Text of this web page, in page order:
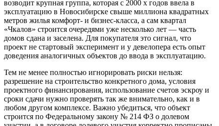
возводит крупная группа, которая с 2000 х годов ввела в
эксплуатацию в Новосибирске свыше миллиона квадратных
метров жилья комфорт- и бизнес-класса, а сам квартал
«Чкалов» строится очередями уже несколько лет — часть
домов сдана и заселена. Для покупателя это сигнал, что
проект не стартовый эксперимент и у девелопера есть опыт
доведения аналогичных объектов до ввода в эксплуатацию.
Тем не менее полностью игнорировать риски нельзя:
разрешение на строительство конкретного дома, условия
проектного финансирования, использование счетов эскроу и
сроки сдачи нужно проверять так же внимательно, как и в
любом другом комплексе. Важно убедиться, что объект
строится по Федеральному закону № 214 ФЗ о долевом